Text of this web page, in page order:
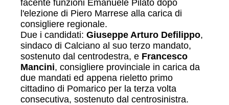
facente funzioni Emanuele Pilato dopo
l'elezione di Piero Marrese alla carica di
consigliere regionale.
Due i candidati: Giuseppe Arturo Defilippo,
sindaco di Calciano al suo terzo mandato,
sostenuto dal centrodestra, e Francesco
Mancini, consigliere provinciale in carica da
due mandati ed appena rieletto primo
cittadino di Pomarico per la terza volta
consecutiva, sostenuto dal centrosinistra.